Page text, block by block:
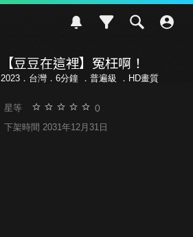
【豆豆在這裡】冤枉啊！
2023．台灣．6分鐘 ． 普遍級 ．HD畫質
星等 0
下架時間 2031年12月31日